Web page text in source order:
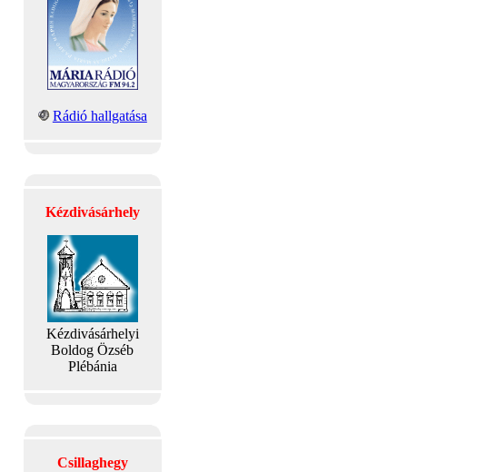
Rádió hallgatása
Kézdivásárhely
Kézdivásárhelyi
Boldog Özséb
Plébánia
Csillaghegy